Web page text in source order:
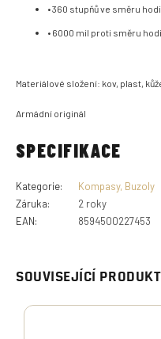
SOUVISEJÍCÍ
• 360 stupňů ve směru
• 6000 mil proti směru
Materiálové složení: kov, plast,
Armádní originál
SPECIFIKACE
Kategorie:
Kompasy, Buzoly
Záruka:
2 roky
EAN: 8594500227453